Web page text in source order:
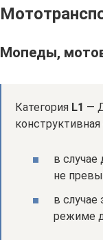
Мопеды,
Категория L1 —
в случае
не
в
режиме